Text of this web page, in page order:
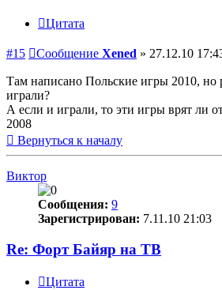
Цитата
#15 Сообщение Xened » 27.12.10
Там написано Польские игры 2010, но
играли?
А если и играли, то эти игры врят ли
2008
Вернуться к началу
Виктор
Сообщения: 9
Зарегистрирован: 7.11.10 21:03
Re: Форт Байяр на ТВ
Цитата